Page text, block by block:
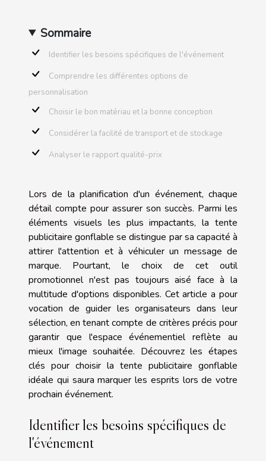
Sommaire
Identifier les besoins spécifiques de l'événement
Comprendre les différentes options de
personnalisation
Choisir le bon matériau et la bonne conception
Considérer la facilité de transport et de stockage
Analyser le rapport qualité-prix
Lors de la planification d'un événement, chaque
détail compte pour assurer son succès. Parmi les
éléments visuels les plus impactants, la tente
publicitaire gonflable se distingue par sa capacité à
attirer l'attention et à véhiculer un message de
marque. Pourtant, le choix de cet outil
promotionnel n'est pas toujours aisé face à la
multitude d'options disponibles. Cet article a pour
vocation de guider les organisateurs dans leur
sélection, en tenant compte de critères précis pour
garantir que l'espace événementiel reflète au
mieux l'image souhaitée. Découvrez les étapes
clés pour choisir la tente publicitaire gonflable
idéale qui saura marquer les esprits lors de votre
prochain événement.
Identifier les besoins spécifiques de
l'événement